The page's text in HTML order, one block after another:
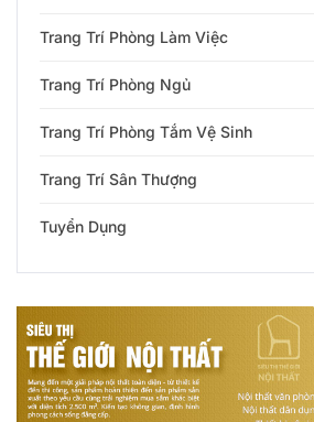
Trang Trí Phòng Làm Việc
Trang Trí Phòng Ngủ
Trang Trí Phòng Tắm Vệ Sinh
Trang Trí Sân Thượng
Tuyển Dụng